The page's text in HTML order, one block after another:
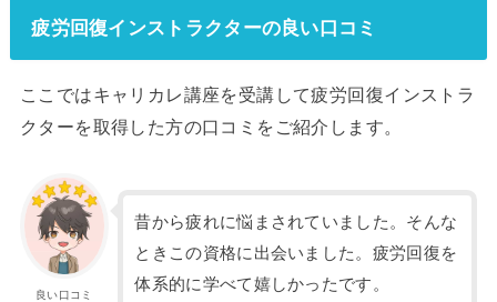
疲労回復インストラクターの良い口コミ
ここではキャリカレ講座を受講して疲労回復インストラ
クターを取得した方の口コミをご紹介します。
良い口コミ
昔から疲れに悩まされていました。そんな
ときこの資格に出会いました。疲労回復を
体系的に学べて嬉しかったです。